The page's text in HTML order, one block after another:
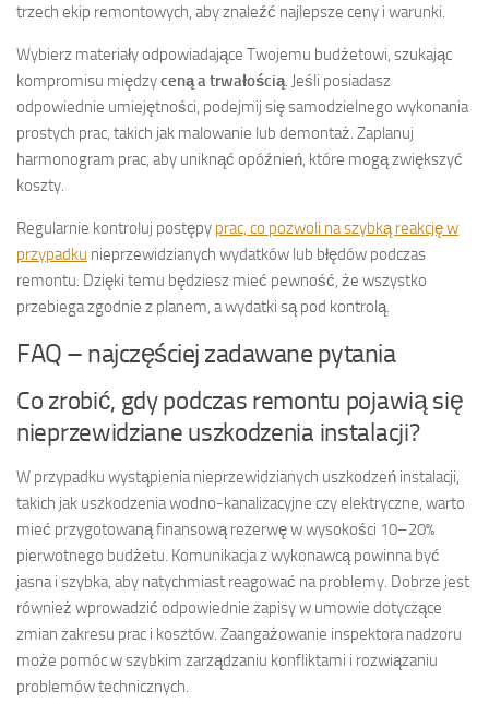
trzech ekip remontowych, aby znaleźć najlepsze ceny i warunki.
Wybierz materiały odpowiadające Twojemu budżetowi, szukając
kompromisu międzyceną a trwałością. Jeśli posiadasz
odpowiednie umiejętności, podejmij się samodzielnego wykonania
prostych prac, takich jak malowanie lub demontaż. Zaplanuj
harmonogram prac, aby uniknąć opóźnień, które mogą zwiększyć
koszty.
Regularnie kontroluj postępy prac, co pozwoli na szybką reakcję w
przypadku nieprzewidzianych wydatków lub błędów podczas
remontu. Dzięki temu będziesz mieć pewność, że wszystko
przebiega zgodnie z planem, a wydatki są pod kontrolą.
FAQ – najczęściej zadawane pytania
Co zrobić, gdy podczas remontu pojawią się
nieprzewidziane uszkodzenia instalacji?
W przypadku wystąpienia nieprzewidzianych uszkodzeń instalacji,
takich jak uszkodzenia wodno-kanalizacyjne czy elektryczne, warto
mieć przygotowaną finansową rezerwę w wysokości 10–20%
pierwotnego budżetu. Komunikacja z wykonawcą powinna być
jasna i szybka, aby natychmiast reagować na problemy. Dobrze jest
również wprowadzić odpowiednie zapisy w umowie dotyczące
zmian zakresu prac i kosztów. Zaangażowanie inspektora nadzoru
może pomóc w szybkim zarządzaniu konfliktami i rozwiązaniu
problemów technicznych.